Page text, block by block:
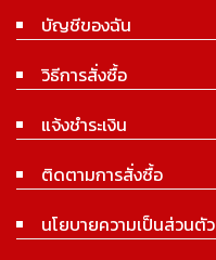
บัญชีของฉัน
วิธีการสั่งซื้อ
แจ้งชำระเงิน
ติดตามการสั่งซื้อ
นโยบายความเป็นส่วนตัว